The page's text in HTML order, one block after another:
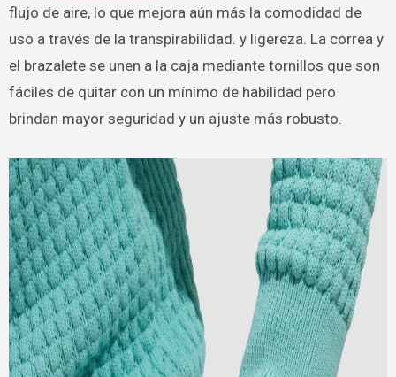
flujo de aire, lo que mejora aún más la comodidad de
uso a través de la transpirabilidad. y ligereza. La correa y
el brazalete se unen a la caja mediante tornillos que son
fáciles de quitar con un mínimo de habilidad pero
brindan mayor seguridad y un ajuste más robusto.